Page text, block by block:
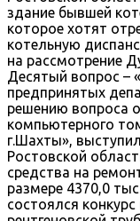
здание бывшей
которое хотят
котельную
на рассмотрение
Десятый вопрос –
предпринятых
решению вопроса
компьютерного
г.Шахты»,
Ростовской
средства на
размере 4370,0
состоялся